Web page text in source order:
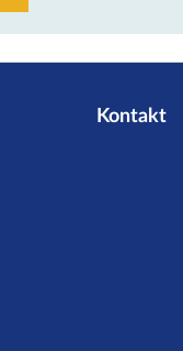
Kontakt